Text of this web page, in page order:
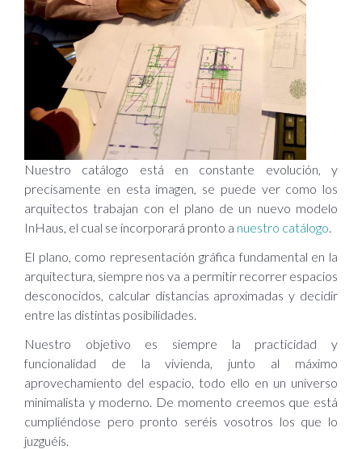
Nuestro catálogo está en constante evolución, y
precisamente en esta imagen, se puede ver como los
arquitectos trabajan con el plano de un nuevo modelo
InHaus, el cual se incorporará pronto a nuestro catálogo.
El plano, como representación gráfica fundamental en la
arquitectura, siempre nos va a permitir recorrer espacios
desconocidos, calcular distancias aproximadas y decidir
entre las distintas posibilidades.
Nuestro objetivo es siempre la practicidad y
funcionalidad de la vivienda, junto al máximo
aprovechamiento del espacio, todo ello en un universo
minimalista y moderno. De momento creemos que está
cumpliéndose pero pronto seréis vosotros los que lo
juzguéis.